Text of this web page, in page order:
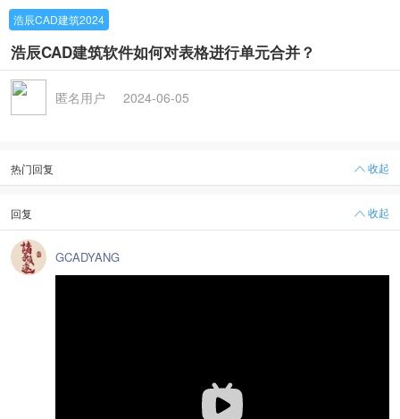
浩辰CAD建筑2024
浩辰CAD建筑软件如何对表格进行单元合并？
匿名用户 2024-06-05
热门回复 收起
回复 收起
GCADYANG